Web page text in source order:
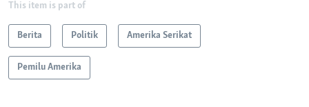
This item is part of
Berita Politik Amerika Serikat
Pemilu Amerika